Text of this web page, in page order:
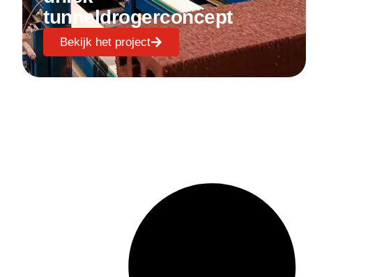
tunneldrogerconcept
Bekijk het project